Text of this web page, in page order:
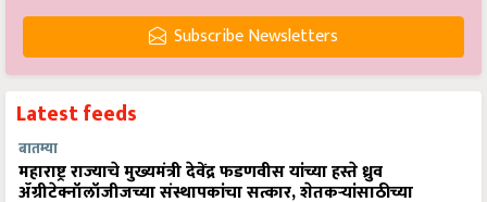
Subscribe Newsletters
Latest feeds
बातम्या
महाराष्ट्र राज्याचे मुख्यमंत्री देवेंद्र फडणवीस यांच्या हस्ते ध्रुव
ॲग्रीटेक्नॉलॉजीजच्या संस्थापकांचा सत्कार, शेतकऱ्यांसाठीच्या